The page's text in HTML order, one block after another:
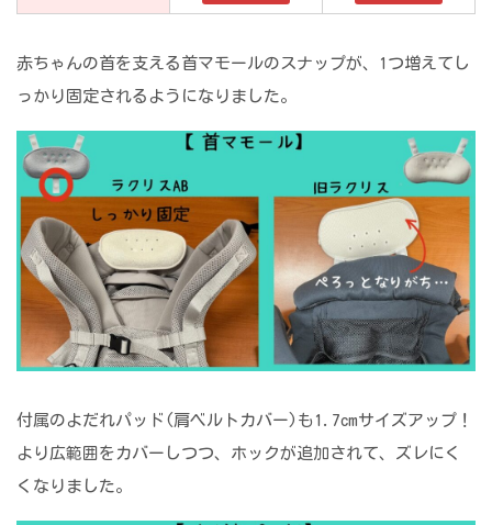
赤ちゃんの首を支える首マモールのスナップが、1つ増えてし
っかり固定されるようになりました。
付属のよだれパッド(肩ベルトカバー)も1.7cmサイズアップ！
より広範囲をカバーしつつ、ホックが追加されて、ズレにく
くなりました。